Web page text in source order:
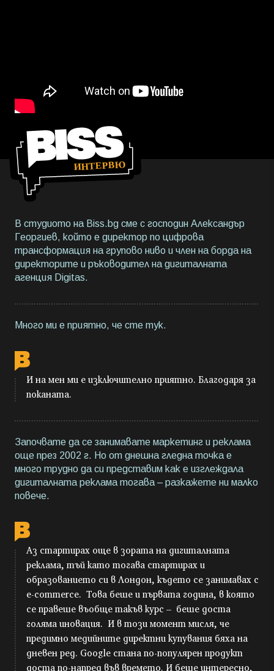
В студиото на Biss.bg сме с господин Александър
Георгиев, който е директор по цифрова
трансформация на групово ниво и член на борда на
директорите и ръководител на дигиталната
агенция Digitas.
Много ми е приятно, че сте тук.
И на мен ми е изключително приятно. Благодаря за
поканата.
Започвате да се занимавате маркетинг и реклама
още през 2002 г. Но от днешна гледна точка е
много трудно да си представим как е изглеждала
дигиталната реклама тогава – разкажете ни малко
повече.
Аз стартирах още в зората на дигиталната
реклама, тъй като тогава стартирах и
образованието си в Лондон, където се занимавах с
e-commerce. Това беше и първата година, в която
се правеше въобще такъв курс – беше доста
голяма иновация. И в този момент мисля, че
предимно медийните директни купувания бяха на
дневен ред. Google стана по-популярен продукт
доста по-напред във времето. И беше интересно,